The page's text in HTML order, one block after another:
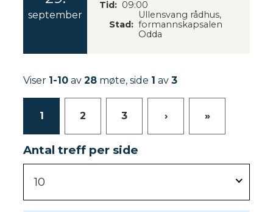
september
2
6
Tid
09:00
Stad
Ullensvang rådhus,
formannskapsalen
Odda
Viser 1-10 av28 møte, side 1 av3
1 2 3 › »
Antal treff per side
10